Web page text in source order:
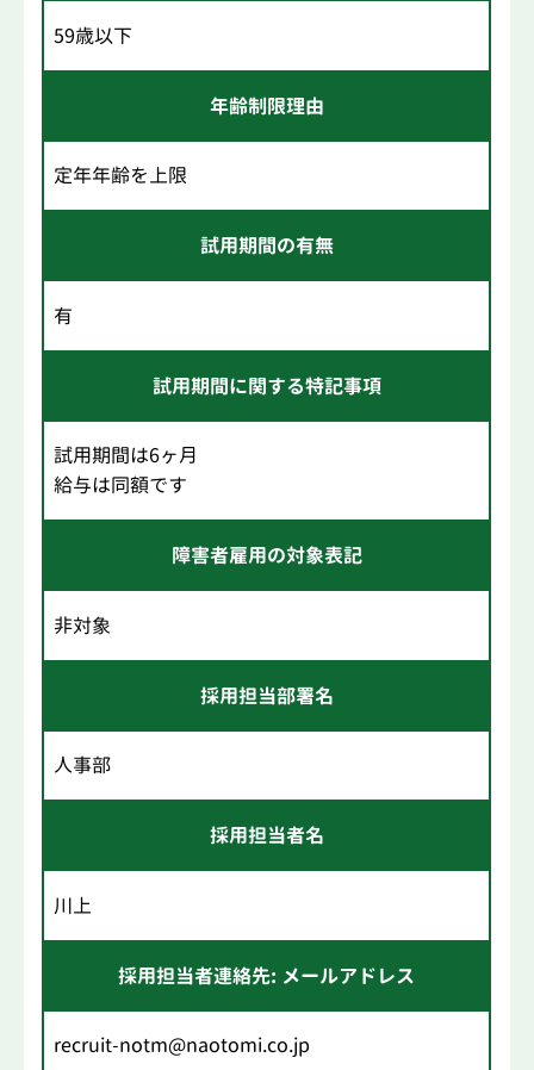
59歳以下
年齢制限理由
定年年齢を上限
試用期間の有無
有
試用期間に関する特記事項
試用期間は6ヶ月
給与は同額です
障害者雇用の対象表記
非対象
採用担当部署名
人事部
採用担当者名
川上
採用担当者連絡先: メールアドレス
recruit-notm@naotomi.co.jp